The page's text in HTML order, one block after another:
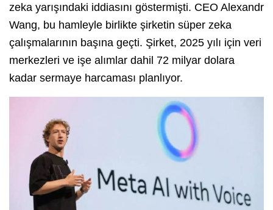
zeka yarışındaki iddiasını göstermişti. CEO Alexandr
Wang, bu hamleyle birlikte şirketin süper zeka
çalışmalarının başına geçti. Şirket, 2025 yılı için veri
merkezleri ve işe alımlar dahil 72 milyar dolara
kadar sermaye harcaması planlıyor.